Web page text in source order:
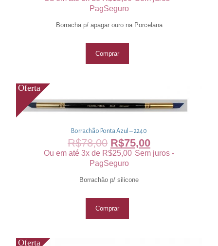
PagSeguro
Borracha p/ apagar ouro na Porcelana
Comprar
Borrachão Ponta Azul – 2240
R$78,00 R$75,00
Ou em até 3x de R$25,00 Sem juros -
PagSeguro
Borrachão p/ silicone
Comprar